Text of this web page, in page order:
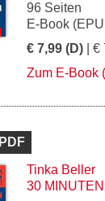
96 Seiten
E-Book
€ 7,99 (D) |
Zum E-Book
PDF
Tinka Beller
30